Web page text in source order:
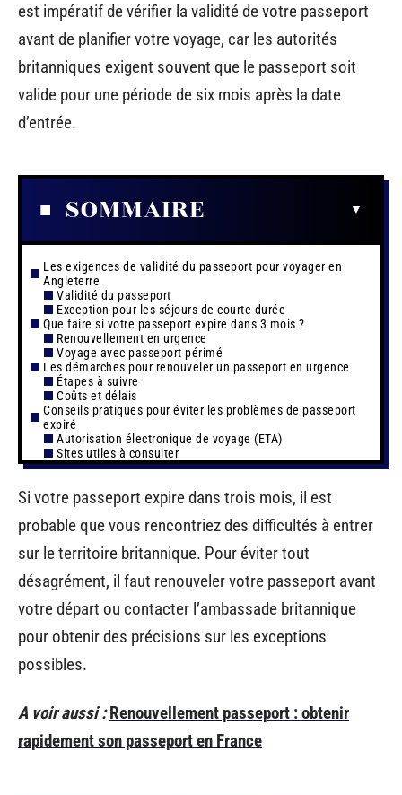
est impératif de vérifier la validité de votre passeport
avant de planifier votre voyage, car les autorités
britanniques exigent souvent que le passeport soit
valide pour une période de six mois après la date
d’entrée.
SOMMAIRE
Les exigences de validité du passeport pour voyager en
Angleterre
Validité du passeport
Exception pour les séjours de courte durée
Que faire si votre passeport expire dans 3 mois ?
Renouvellement en urgence
Voyage avec passeport périmé
Les démarches pour renouveler un passeport en urgence
Étapes à suivre
Coûts et délais
Conseils pratiques pour éviter les problèmes de passeport
expiré
Autorisation électronique de voyage (ETA)
Sites utiles à consulter
Si votre passeport expire dans trois mois, il est
probable que vous rencontriez des difficultés à entrer
sur le territoire britannique. Pour éviter tout
désagrément, il faut renouveler votre passeport avant
votre départ ou contacter l’ambassade britannique
pour obtenir des précisions sur les exceptions
possibles.
A voir aussi : Renouvellement passeport : obtenir
rapidement son passeport en France